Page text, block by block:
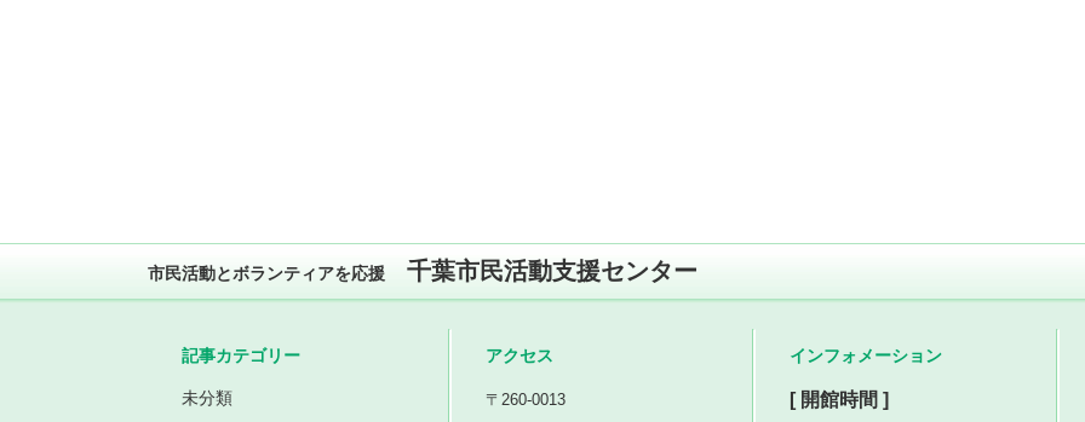
市民活動とボランティアを応援 千葉市民活動支援センター
記事カテゴリー
未分類
アクセス
〒260-0013
インフォメーション
[ 開館時間 ]